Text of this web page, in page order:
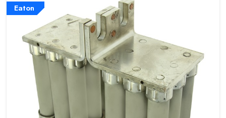
Eaton